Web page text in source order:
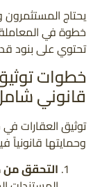
يحتاج
خطوة في المعاملة
تحتوي على بنود
خطوات
قانوني
توثيق العقارات
وحمايتها قانونياً
التحقق